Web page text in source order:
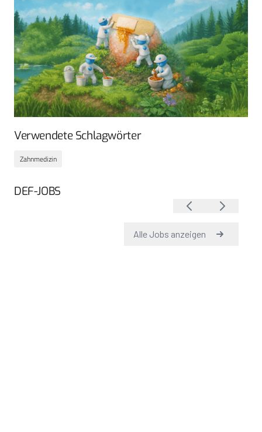
Verwendete Schlagwörter
Zahnmedizin
DEF-JOBS